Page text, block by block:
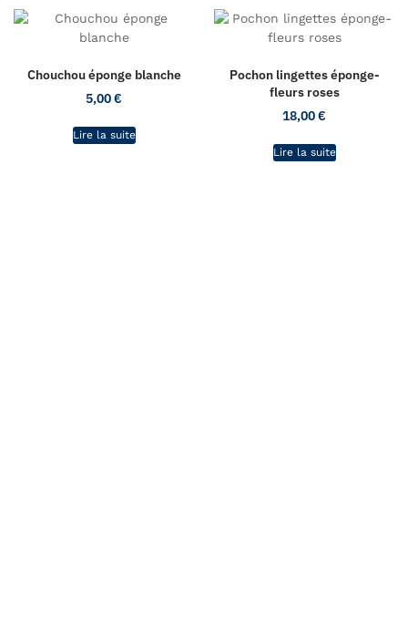
Chouchou éponge blanche
5,00€
Lire la suite
Pochon lingettes éponge-
fleurs roses
18,00€
Lire la suite